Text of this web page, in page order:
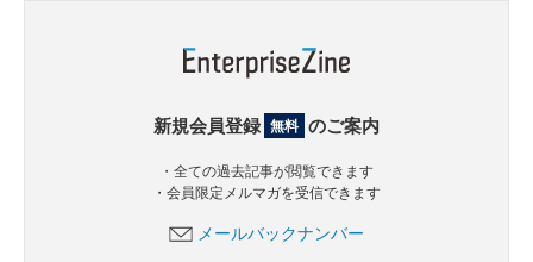
新規会員登録 無料 のご案内
・全ての過去記事が閲覧できます
・会員限定メルマガを受信できます
メールバックナンバー